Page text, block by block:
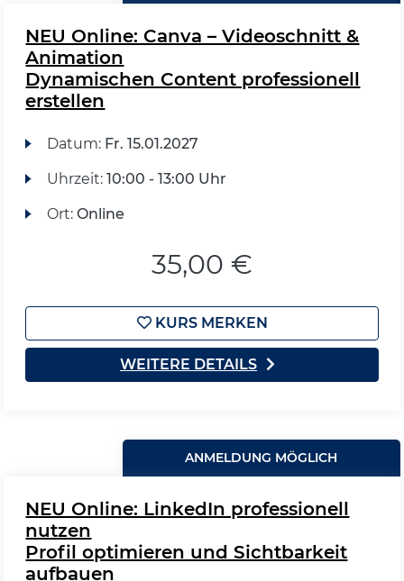
NEU Online: Canva – Videoschnitt &
Animation
Dynamischen Content professionell
erstellen
Datum: Fr. 15.01.2027
Uhrzeit: 10:00 - 13:00 Uhr
Ort: Online
35,00 €
KURS MERKEN
WEITERE DETAILS
ANMELDUNG MÖGLICH
NEU Online: LinkedIn professionell
nutzen
Profil optimieren und Sichtbarkeit
aufbauen